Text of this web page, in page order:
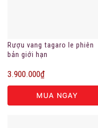
Rượu vang tagaro le phiên
bản giới hạn
3.900.000₫
MUA NGAY